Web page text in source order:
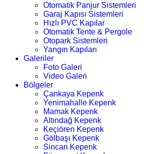
Otomatik Panjur Sistemleri
Garaj Kapısı Sistemleri
Hızlı PVC Kapılar
Otomatik Tente & Pergole
Otopark Sistemleri
Yangın Kapıları
Galeriler
Foto Galeri
Video Galeri
Bölgeler
Çankaya Kepenk
Yenimahalle Kepenk
Mamak Kepenk
Altındağ Kepenk
Keçiören Kepenk
Gölbaşı Kepenk
Sincan Kepenk